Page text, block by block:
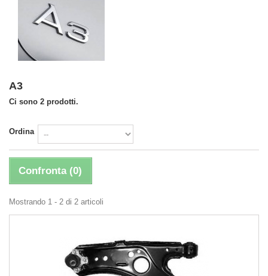
A3
Ci sono 2 prodotti.
Ordina
Confronta (0)
Mostrando 1 - 2 di 2 articoli